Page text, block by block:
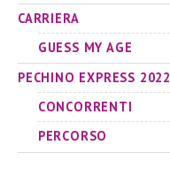
CARRIERA
GUESS MY AGE
PECHINO EXPRESS 2022
CONCORRENTI
PERCORSO